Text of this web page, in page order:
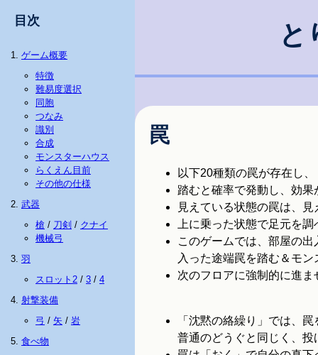
目次
ゲーム概要
特徴
難易度選択
同胞
つなみ
識別
合成
モンスターハウス
らくえん目前
その他の仕様
武器
槍 / 刀剣 / クナイ
機械弓
羽
スロット2 / 3 / 4
射撃装備
弓 / 矢 / 岩
食べ物
罠
以下20種類の罠が存在し
踏むと確率で発動し、効
見えている状態の罠は、
上に乗った状態で足元を
このゲームでは、部屋の
入った途端罠を踏む＆モ
次のフロアに強制的に進
「沈黙の絡繰り」では、
普通のどうぐと同じく、